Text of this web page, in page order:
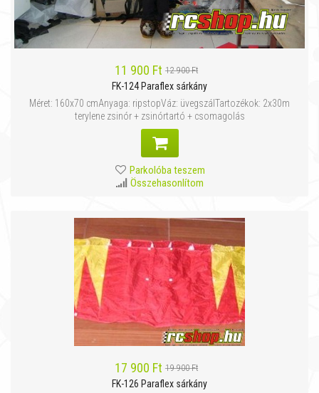
11 900 Ft 12 900 Ft
FK-124 Paraflex sárkány
Méret: 160x70 cmAnyaga: ripstopVáz: üvegszálTartozékok: 2x30m
terylene zsinór + zsinórtartó + csomagolás
Parkolóba teszem
Összehasonlítom
17 900 Ft 19 900 Ft
FK-126 Paraflex sárkány